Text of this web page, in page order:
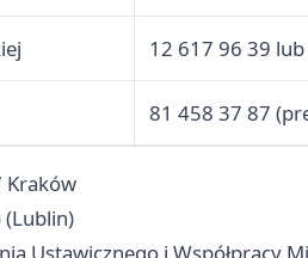
12 617 96 39
81 458 37 87
Kraków
(Lublin)